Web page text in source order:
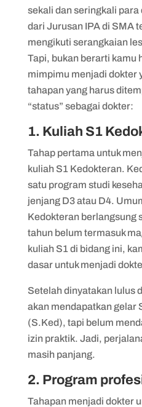
sekali dan seringkali
dari Jurusan IPA di SMA
mengikuti serangkaian
Tapi, bukan berarti kamu
mimpimu menjadi dokter
tahapan yang harus
“status” sebagai dokter:
1. Kuliah S1
Tahap pertama untuk
kuliah S1 Kedokteran.
satu program studi
jenjang D3 atau D4.
Kedokteran berlangsung
tahun belum termasuk
kuliah S1 di bidang ini,
dasar untuk menjadi
Setelah dinyatakan lulus
akan mendapatkan gelar
(S.Ked), tapi belum
izin praktik. Jadi,
masih panjang.
2. Program
Tahapan menjadi dokter